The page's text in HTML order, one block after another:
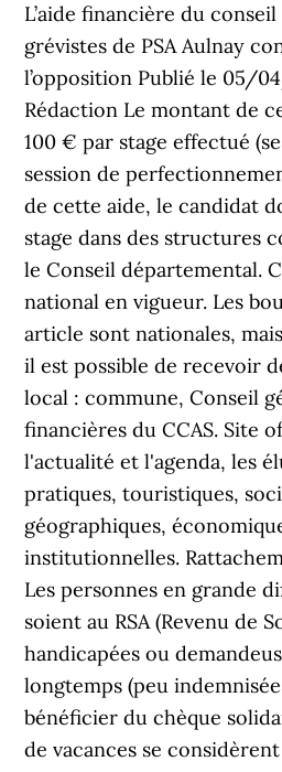
L’aide financière du
grévistes de PSA Aulnay
l’opposition Publié le 05/
Rédaction Le montant de
100 € par stage effectué
session de
de cette aide, le candidat
stage dans des structures
le Conseil départemental.
national en vigueur. Les
article sont nationales,
il est possible de recevoir
local : commune, Conseil
financières du CCAS. Site
l'actualité et l'agenda, les
pratiques, touristiques,
géographiques,
institutionnelles.
Les personnes en grande
soient au RSA (Revenu de
handicapées ou
longtemps (peu
bénéficier du chèque
de vacances se